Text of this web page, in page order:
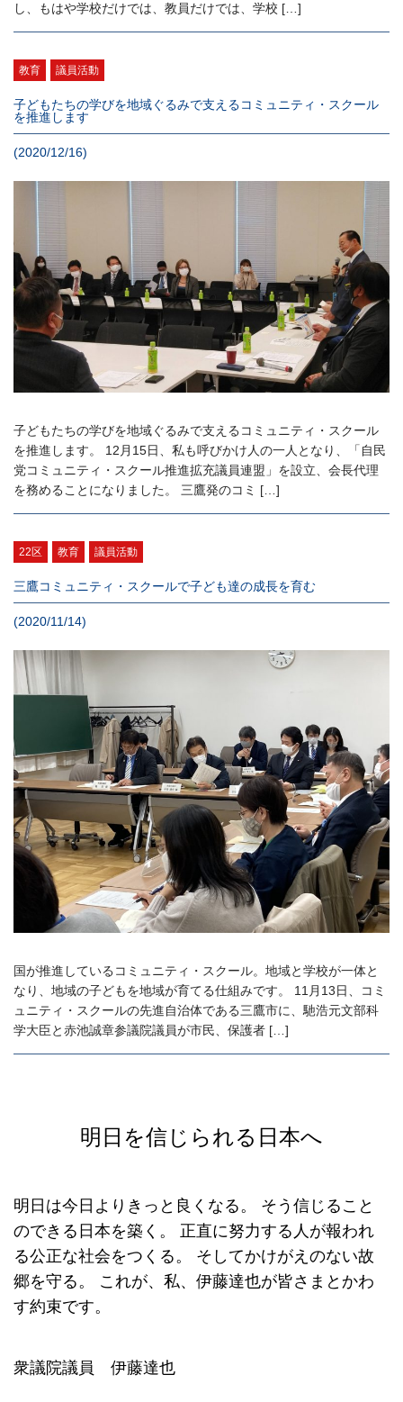
し、もはや学校だけでは、教員だけでは、学校 […]
教育 議員活動
子どもたちの学びを地域ぐるみで支えるコミュニティ・スクール
を推進します
(2020/12/16)
子どもたちの学びを地域ぐるみで支えるコミュニティ・スクール
を推進します。 12月15日、私も呼びかけ人の一人となり、「自民
党コミュニティ・スクール推進拡充議員連盟」を設立、会長代理
を務めることになりました。 三鷹発のコミ […]
22区 教育 議員活動
三鷹コミュニティ・スクールで子ども達の成長を育む
(2020/11/14)
国が推進しているコミュニティ・スクール。地域と学校が一体と
なり、地域の子どもを地域が育てる仕組みです。 11月13日、コミ
ュニティ・スクールの先進自治体である三鷹市に、馳浩元文部科
学大臣と赤池誠章参議院議員が市民、保護者 […]
明日を信じられる日本へ
明日は今日よりきっと良くなる。
そう信じること
のできる日本を築く。
正直に努力する人が報われ
る公正な社会をつくる。
そしてかけがえのない故
郷を守る。
これが、私、伊藤達也が皆さまとかわ
す約束です。
衆議院議員 伊藤達也